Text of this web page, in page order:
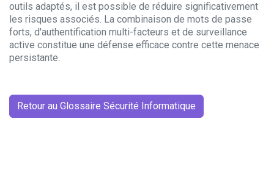
outils adaptés, il est possible de réduire significativement
les risques associés. La combinaison de mots de passe
forts, d'authentification multi-facteurs et de surveillance
active constitue une défense efficace contre cette menace
persistante.
Retour au Glossaire Sécurité Informatique